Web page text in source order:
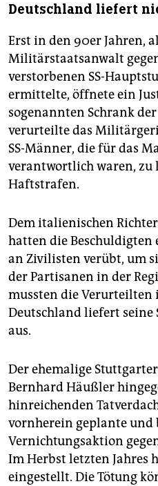
Deutschland liefert
Erst in den 90er Jahren,
Militärstaatsanwalt
verstorbenen SS-
ermittelte, öffnete ein
sogenannten Schrank der
verurteilte das
SS-Männer, die für das
verantwortlich waren, zu
Haftstrafen.
Dem italienischen
hatten die Beschuldigten
an Zivilisten verübt, um
der Partisanen in der
mussten die
Deutschland liefert
aus.
Der ehemalige
Bernhard Häußler
hinreichenden
vornherein geplante und
Vernichtungsaktion
Im Herbst letzten Jahres
eingestellt. Die Tötung